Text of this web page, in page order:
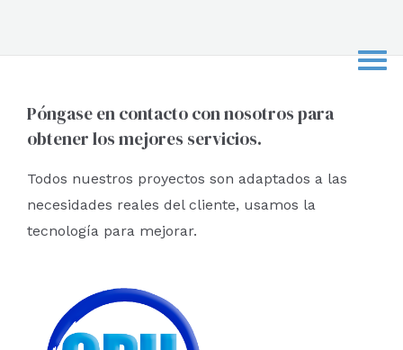
c
Póngase en contacto con nosotros para
obtener los mejores servicios.
Todos nuestros proyectos son adaptados a las
necesidades reales del cliente, usamos la
tecnología para mejorar.